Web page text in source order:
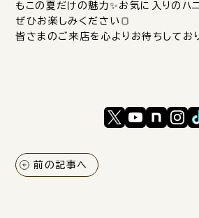
もこの夏だけの魅力✨お気に入りのハ
ぜひお楽しみください🍞
皆さまのご来店を心よりお待ちしており
前の記事へ